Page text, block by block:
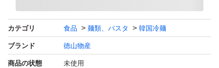
原材料名：めん（小麦粉（国内製造）、食塩、植物油）、
液体スープ（たん白加水分解物、りんご酢、砂糖、しょう
ゆ、食塩、コチュジャン、香辛料、にんにくエキス、フォ
カテゴリ 食品 麺類、パスタ 韓国冷麺
ブランド 徳山物産
商品の状態 未使用